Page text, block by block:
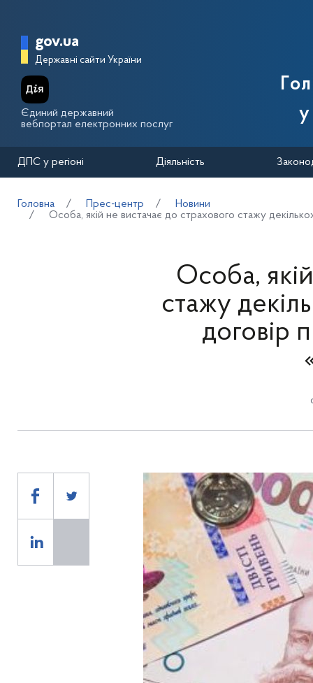
Головна сторінка Державної
gov.ua
Державні сайти України
Єдиний державний
вебпортал електронних послуг
ДПС у регіоні Діяльність
Головна Прес-центр
Новини
Особа, якій не вистачає до страхового стажу
Особа,
стажу
договір